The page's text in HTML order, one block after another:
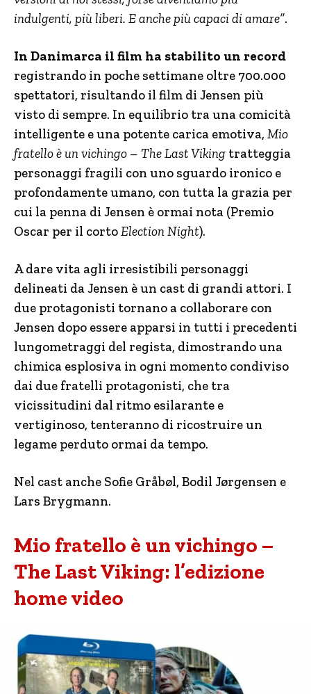
indulgenti, più liberi. E anche più capaci di amare”.
In Danimarca il film ha stabilito un record
registrando in poche settimane oltre 700.000
spettatori, risultando il film di Jensen più
visto di sempre. In equilibrio tra una comicità
intelligente e una potente carica emotiva, Mio
fratello è un vichingo – The Last Viking tratteggia
personaggi fragili con uno sguardo ironico e
profondamente umano, con tutta la grazia per
cui la penna di Jensen è ormai nota (Premio
Oscar per il cortoElection Night).
A dare vita agli irresistibili personaggi
delineati da Jensen è un cast di grandi attori. I
due protagonisti tornano a collaborare con
Jensen dopo essere apparsi in tutti i precedenti
lungometraggi del regista, dimostrando una
chimica esplosiva in ogni momento condiviso
dai due fratelli protagonisti, che tra
vicissitudini dal ritmo esilarante e
vertiginoso, tenteranno di ricostruire un
legame perduto ormai da tempo.
Nel cast anche Sofie Gråbøl, Bodil Jørgensen e
Lars Brygmann.
Mio fratello è un vichingo –
The Last Viking: l’edizione
home video